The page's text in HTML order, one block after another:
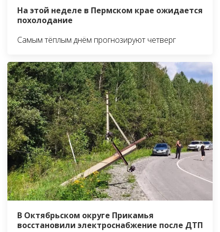
На этой неделе в Пермском крае ожидается
похолодание
Самым тёплым днём прогнозируют четверг
В Октябрьском округе Прикамья
восстановили электроснабжение после ДТП